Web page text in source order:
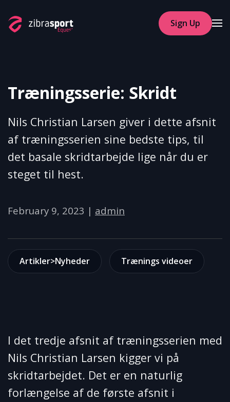
Skip to main content
Sign Up
Træningsserie: Skridt
Nils Christian Larsen giver i dette afsnit
af træningsserien sine bedste tips, til
det basale skridtarbejde lige når du er
steget til hest.
February 9, 2023 | admin
Artikler>Nyheder Trænings videoer
I det tredje afsnit af træningsserien med
Nils Christian Larsen kigger vi på
skridtarbejdet. Det er en naturlig
forlængelse af de første afsnit i